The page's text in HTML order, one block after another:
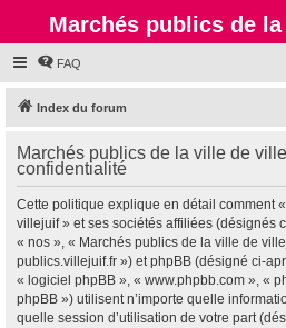
Marchés publics de
FAQ
Index du forum
Marchés publics de la ville de
confidentialité
Cette politique explique en détail comment
villejuif » et ses sociétés affiliées (désignés
« nos », « Marchés publics de la ville de
publics.villejuif.fr ») et phpBB (désigné ci-
« logiciel phpBB », « www.phpbb.com », «
phpBB ») utilisent n’importe quelle
quelle session d’utilisation de votre part